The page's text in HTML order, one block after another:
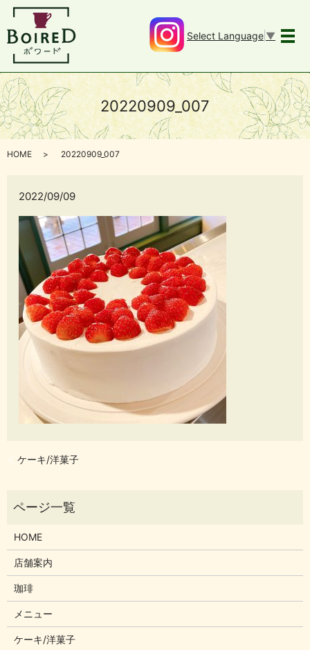
メ
Select Language ▼
20220909_007
HOME 20220909_007
2022/09/09
ケーキ/洋菓子
HOME
店舗案内
珈琲
メニュー
ケーキ/洋菓子